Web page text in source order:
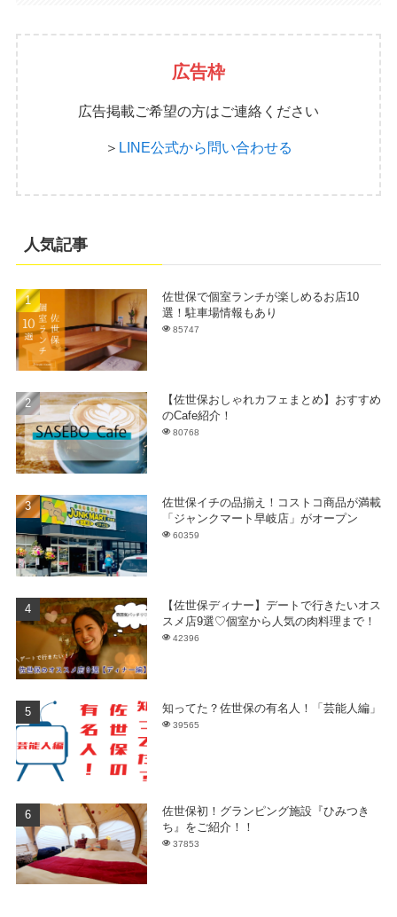
広告枠
広告掲載ご希望の方はご連絡ください
＞ LINE公式から問い合わせる
人気記事
佐世保で個室ランチが楽しめるお店10
選！駐車場情報もあり
85747
【佐世保おしゃれカフェまとめ】おすすめ
のCafe紹介！
80768
佐世保イチの品揃え！コストコ商品が満載
「ジャンクマート早岐店」がオープン
60359
【佐世保ディナー】デートで行きたいオス
スメ店9選♡個室から人気の肉料理まで！
42396
知ってた？佐世保の有名人！「芸能人編」
39565
佐世保初！グランピング施設『ひみつき
ち』をご紹介！！
37853